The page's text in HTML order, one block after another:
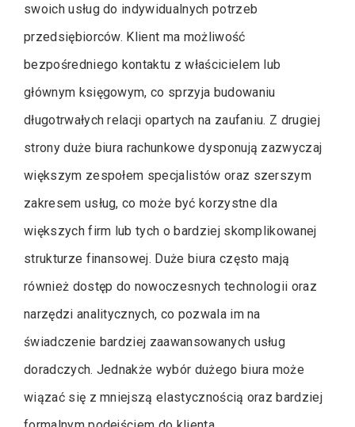
swoich usług do indywidualnych potrzeb
przedsiębiorców. Klient ma możliwość
bezpośredniego kontaktu z właścicielem lub
głównym księgowym, co sprzyja budowaniu
długotrwałych relacji opartych na zaufaniu. Z drugiej
strony duże biura rachunkowe dysponują zazwyczaj
większym zespołem specjalistów oraz szerszym
zakresem usług, co może być korzystne dla
większych firm lub tych o bardziej skomplikowanej
strukturze finansowej. Duże biura często mają
również dostęp do nowoczesnych technologii oraz
narzędzi analitycznych, co pozwala im na
świadczenie bardziej zaawansowanych usług
doradczych. Jednakże wybór dużego biura może
wiązać się z mniejszą elastycznością oraz bardziej